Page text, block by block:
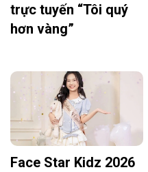
trực tuyến “Tôi quý
hơn vàng”
Face Star Kidz 2026